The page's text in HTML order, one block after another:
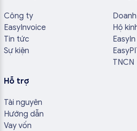
Công ty
EasyInvoice
Tin tức
Sự kiện
Hộ
TNCN
Hỗ trợ
Tài nguyên
Hướng dẫn
Vay vốn